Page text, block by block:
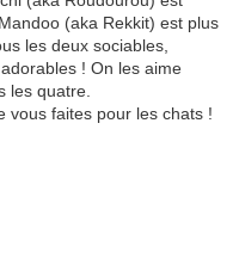
(aka Rekkit) est plus
les deux sociables,
! On les aime
les quatre.
vous faites pour les chats !